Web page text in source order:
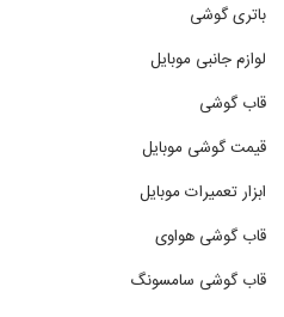
باتری گوشی
لوازم جانبی موبایل
قاب گوشی
قیمت گوشی موبایل
ابزار تعمیرات موبایل
قاب گوشی هواوی
قاب گوشی سامسونگ